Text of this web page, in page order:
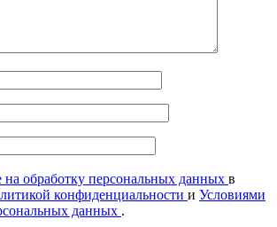
на обработку персональных данных в
конфиденциальности и Условиями
данных .